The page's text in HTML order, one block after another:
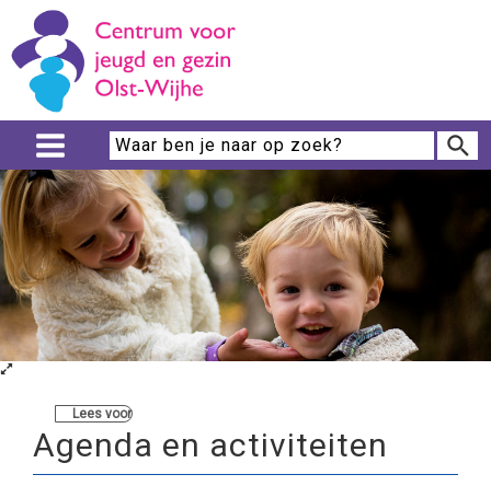
Lees voor
Agenda en activiteiten